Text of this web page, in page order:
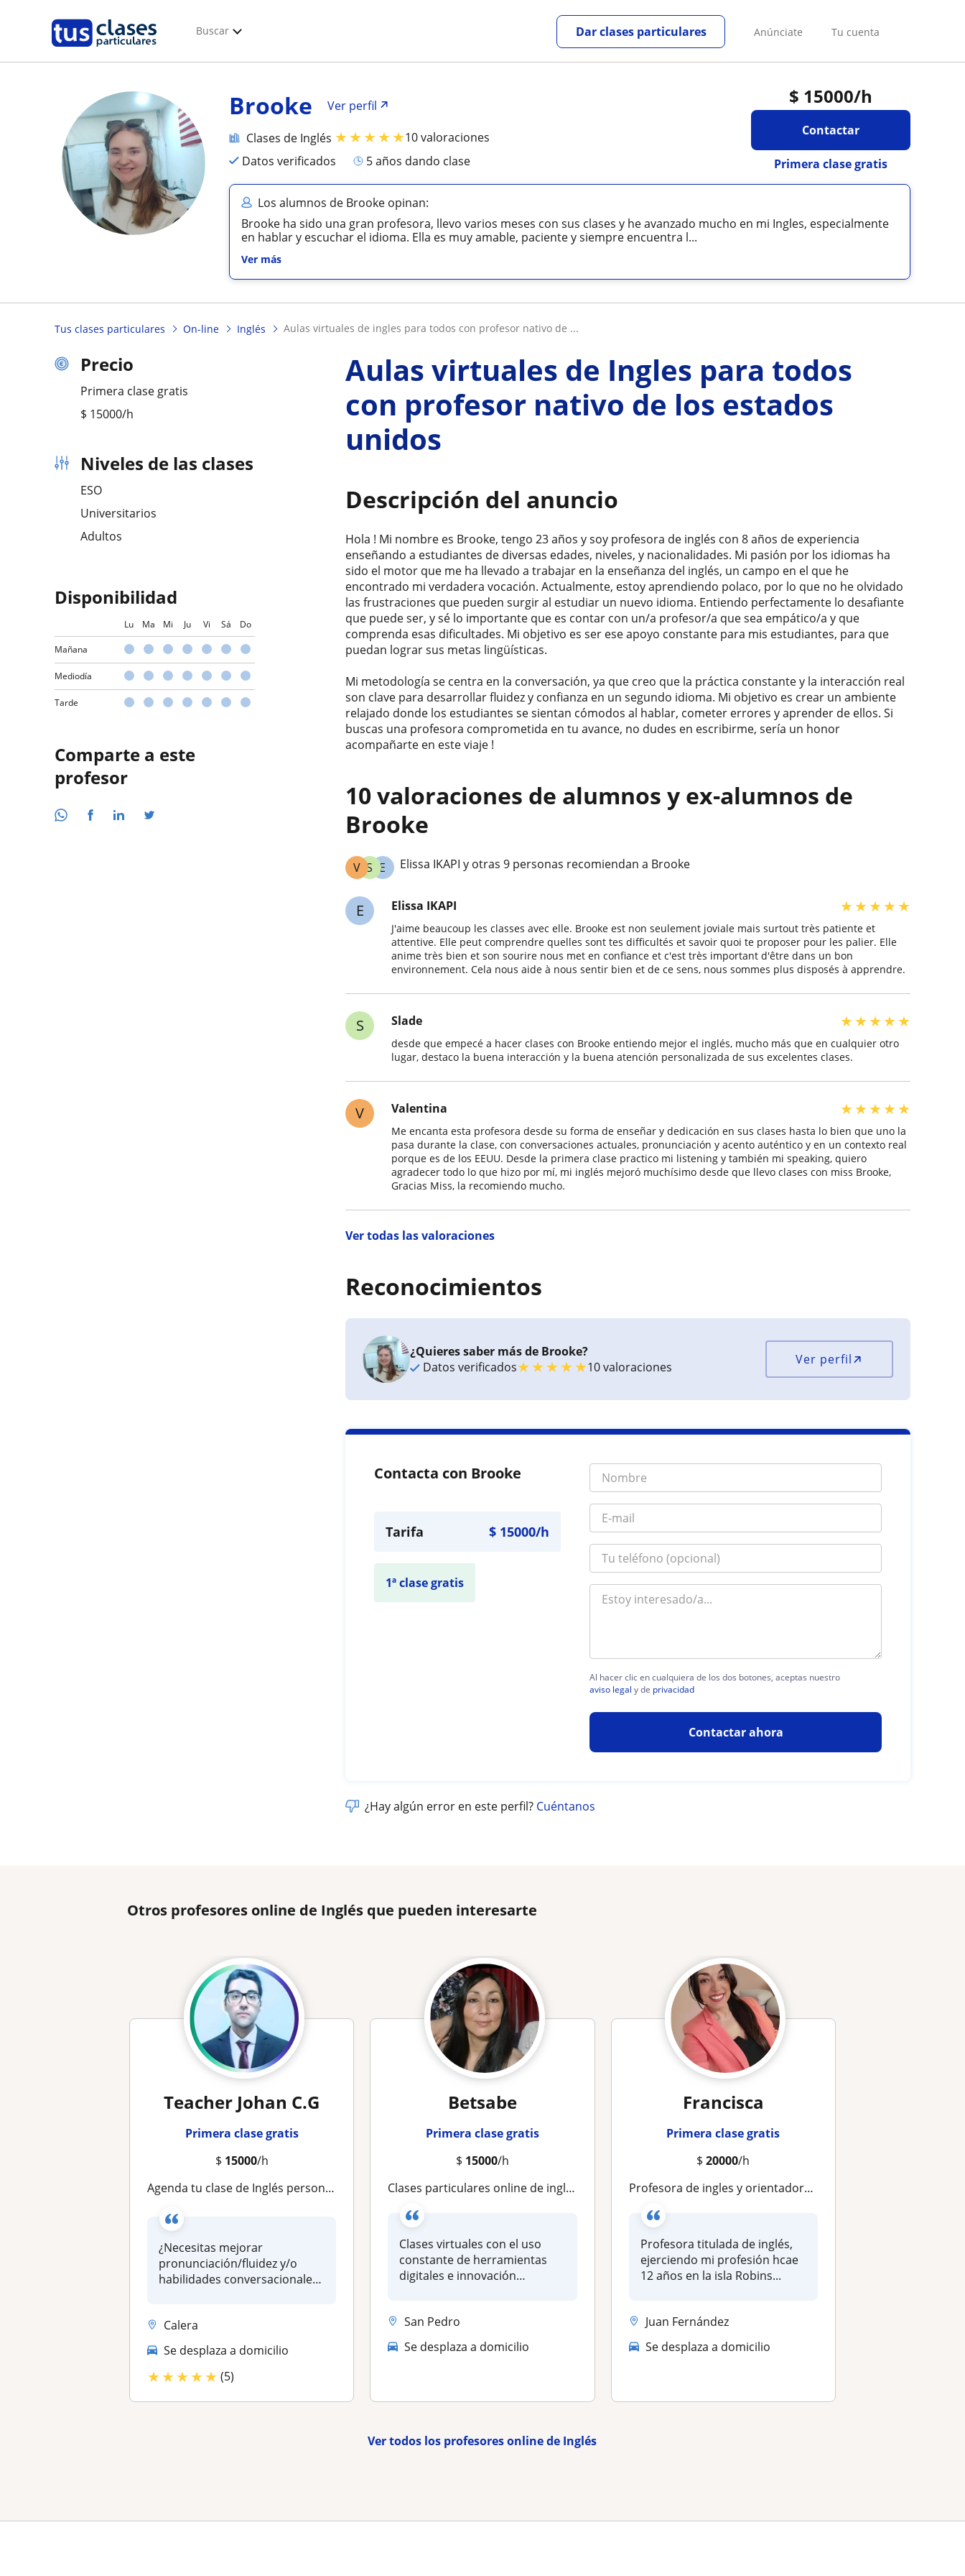
Buscar Anúnciate Tu cuenta
Dar clases particulares
$ 15000/h
Contactar
Primera clase gratis
Brooke Ver perfil
Clases de Inglés ★★★★★10 valoraciones
Datos verificados
5 años dando clase
Los alumnos de Brooke opinan:
Brooke ha sido una gran profesora, llevo varios meses con sus clases y he avanzado mucho en mi Ingles, especialmente
en hablar y escuchar el idioma. Ella es muy amable, paciente y siempre encuentra l...
Ver más
Tus clases particulares On-line Inglés aulas virtuales de ingles para todos con profesor nativo de ...
Precio
Primera clase gratis
$ 15000/h
Niveles de las clases
ESO
Universitarios
Adultos
Disponibilidad
Lu Ma Mi Ju Vi Sá Do
Mañana
Mediodía
Tarde
Comparte a este
profesor
Aulas virtuales de Ingles para todos
con profesor nativo de los estados
unidos
Descripción del anuncio
Hola ! Mi nombre es Brooke, tengo 23 años y soy profesora de inglés con 8 años de experiencia
enseñando a estudiantes de diversas edades, niveles, y nacionalidades. Mi pasión por los idiomas ha
sido el motor que me ha llevado a trabajar en la enseñanza del inglés, un campo en el que he
encontrado mi verdadera vocación. Actualmente, estoy aprendiendo polaco, por lo que no he olvidado
las frustraciones que pueden surgir al estudiar un nuevo idioma. Entiendo perfectamente lo desafiante
que puede ser, y sé lo importante que es contar con un/a profesor/a que sea empático/a y que
comprenda esas dificultades. Mi objetivo es ser ese apoyo constante para mis estudiantes, para que
puedan lograr sus metas lingüísticas.
Mi metodología se centra en la conversación, ya que creo que la práctica constante y la interacción real
son clave para desarrollar fluidez y confianza en un segundo idioma. Mi objetivo es crear un ambiente
relajado donde los estudiantes se sientan cómodos al hablar, cometer errores y aprender de ellos. Si
buscas una profesora comprometida en tu avance, no dudes en escribirme, sería un honor
acompañarte en este viaje !
10 valoraciones de alumnos y ex-alumnos de
Brooke
E
S
V Elissa IKAPI y otras 9 personas recomiendan a Brooke
E Elissa IKAPI ★★★★★
J'aime beaucoup les classes avec elle. Brooke est non seulement joviale mais surtout très patiente et
attentive. Elle peut comprendre quelles sont tes difficultés et savoir quoi te proposer pour les palier. Elle
anime très bien et son sourire nous met en confiance et c'est très important d'être dans un bon
environnement. Cela nous aide à nous sentir bien et de ce sens, nous sommes plus disposés à apprendre.
S Slade ★★★★★
desde que empecé a hacer clases con Brooke entiendo mejor el inglés, mucho más que en cualquier otro
lugar, destaco la buena interacción y la buena atención personalizada de sus excelentes clases.
V Valentina ★★★★★
Me encanta esta profesora desde su forma de enseñar y dedicación en sus clases hasta lo bien que uno la
pasa durante la clase, con conversaciones actuales, pronunciación y acento auténtico y en un contexto real
porque es de los EEUU. Desde la primera clase practico mi listening y también mi speaking, quiero
agradecer todo lo que hizo por mí, mi inglés mejoró muchísimo desde que llevo clases con miss Brooke,
Gracias Miss, la recomiendo mucho.
Ver todas las valoraciones
Reconocimientos
¿Quieres saber más de Brooke?
Datos verificados★★★★★10 valoraciones Ver perfil
Contacta con Brooke
Tarifa $ 15000/h
1ª clase gratis
Al hacer clic en cualquiera de los dos botones, aceptas nuestro
aviso legal y de privacidad
Contactar ahora
¿Hay algún error en este perfil? Cuéntanos
Otros profesores online de Inglés que pueden interesarte
Teacher Johan C.G
Primera clase gratis
$ 15000/h
Agenda tu clase de Inglés personalizada online👈
¿Necesitas mejorar
pronunciación/fluidez y/o
habilidades conversacionales?
Calera
Se desplaza a domicilio
★★★★★ (5)
Betsabe
Primera clase gratis
$ 15000/h
Clases particulares online de inglés con docente con experiencia y especializaciones en tecnología educativa, innovación educativa
Clases virtuales con el uso
constante de herramientas
digitales e innovación
San Pedro
Se desplaza a domicilio
Francisca
Primera clase gratis
$20000/h
Profesora de ingles y orientadora escolar
Profesora titulada de inglés,
ejerciendo mi profesión hcae
12 años en la isla Robins...
Juan Fernández
Se desplaza a domicilio
Ver todos los profesores online de Inglés